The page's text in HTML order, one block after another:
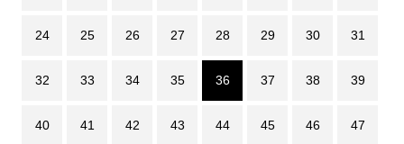
24 25 26 27 28 29 30 31
32 33 34 35 36 37 38 39
40 41 42 43 44 45 46 47